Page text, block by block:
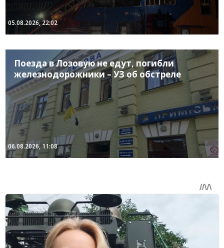
05.08.2026, 22:02
Поезда в Лозовую не едут, погибли
железнодорожники – УЗ об обстреле
06.08.2026, 11:08